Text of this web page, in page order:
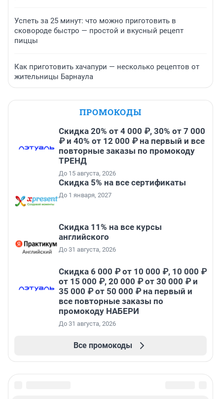
Успеть за 25 минут: что можно приготовить в
сковороде быстро — простой и вкусный рецепт
пиццы
Как приготовить хачапури — несколько рецептов от
жительницы Барнаула
ПРОМОКОДЫ
Скидка 20% от 4 000 ₽, 30% от 7 000
₽ и 40% от 12 000 ₽ на первый и все
повторные заказы по промокоду
ТРЕНД
До 15 августа, 2026
Скидка 5% на все сертификаты
До 1 января, 2027
Скидка 11% на все курсы
английского
До 31 августа, 2026
Скидка 6 000 ₽ от 10 000 ₽, 10 000 ₽
от 15 000 ₽, 20 000 ₽ от 30 000 ₽ и
35 000 ₽ от 50 000 ₽ на первый и
все повторные заказы по
промокоду НАБЕРИ
До 31 августа, 2026
Все промокоды